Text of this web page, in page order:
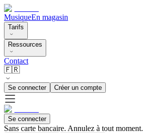
MusiqueEn magasin
Tarifs
Ressources
Contact
🇫🇷
Se connecter Créer un compte
Se connecter
Sans carte bancaire. Annulez à tout moment.